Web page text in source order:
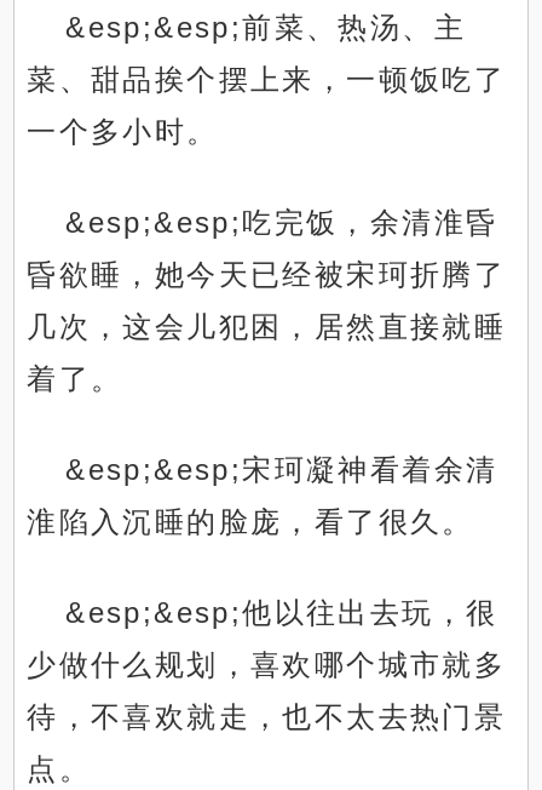
&esp;&esp;前菜、热汤、主
菜、甜品挨个摆上来，一顿饭吃了
一个多小时。
&esp;&esp;吃完饭，余清淮昏
昏欲睡，她今天已经被宋珂折腾了
几次，这会儿犯困，居然直接就睡
着了。
&esp;&esp;宋珂凝神看着余清
淮陷入沉睡的脸庞，看了很久。
&esp;&esp;他以往出去玩，很
少做什么规划，喜欢哪个城市就多
待，不喜欢就走，也不太去热门景
点。